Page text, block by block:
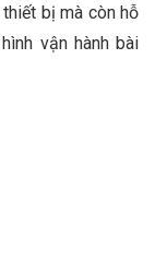
bị mà còn hỗ
vận hành bài